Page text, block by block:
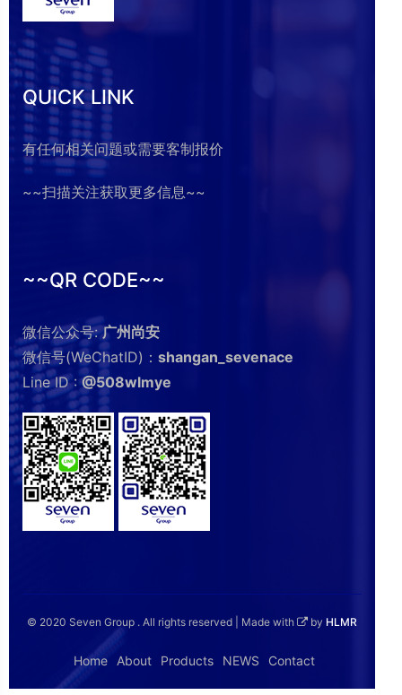
QUICK LINK
有任何相关问题或需要客制报价
~~扫描关注获取更多信息~~
~~QR CODE~~
微信公众号:广州尚安
微信号(WeChatID)： shangan_sevenace
Line ID :@508wlmye
© 2020 Seven Group . All rights reserved | Made with by HLMR
Home About Products NEWS Contact